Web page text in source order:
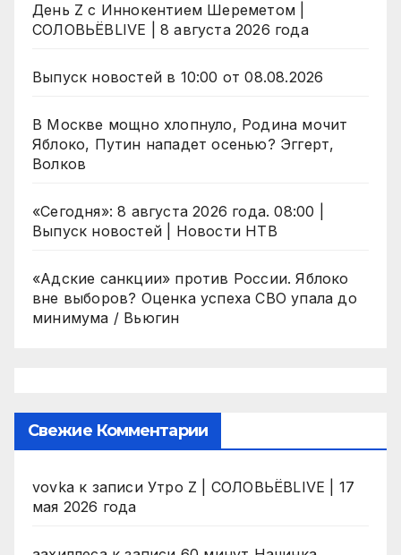
День Z с Иннокентием Шереметом |
СОЛОВЬЁВLIVE | 8 августа 2026 года
Выпуск новостей в 10:00 от 08.08.2026
В Москве мощно хлопнуло, Родина мочит
Яблоко, Путин нападет осенью? Эггерт,
Волков
«Сегодня»: 8 августа 2026 года. 08:00 |
Выпуск новостей | Новости НТВ
«Адские санкции» против России. Яблоко
вне выборов? Оценка успеха СВО упала до
минимума / Вьюгин
Свежие Комментарии
vovka к записи Утро Z | СОЛОВЬЁВLIVE | 17
мая 2026 года